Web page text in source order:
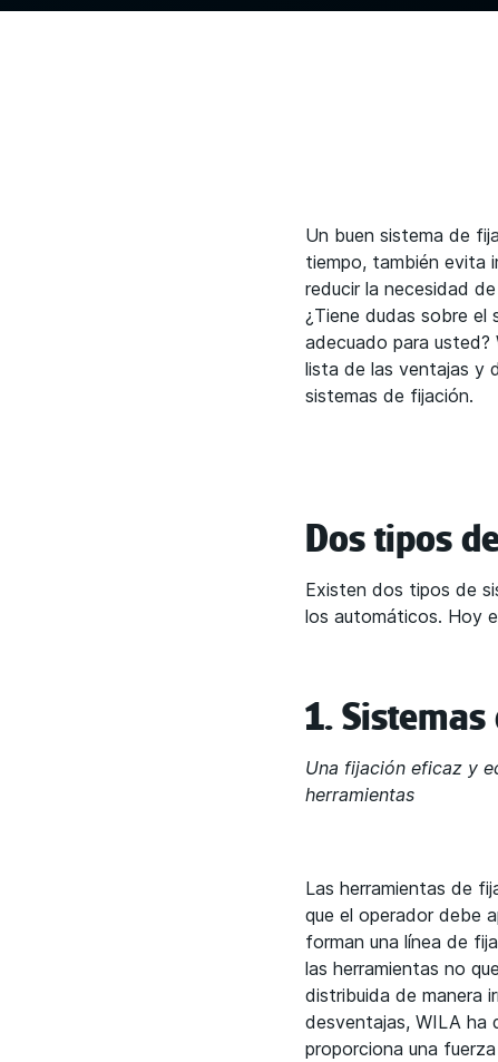
Un buen sistema de
tiempo, también evita
reducir la necesidad
¿Tiene dudas sobre el
adecuado para usted?
lista de las ventajas y
sistemas de fijación.
Dos tipos
Existen dos tipos de
los automáticos. Hoy
1.
Una fijación eficaz y
herramientas
Las herramientas de
que el operador debe
forman una línea de
las herramientas no
distribuida de manera
desventajas, WILA ha
proporciona una